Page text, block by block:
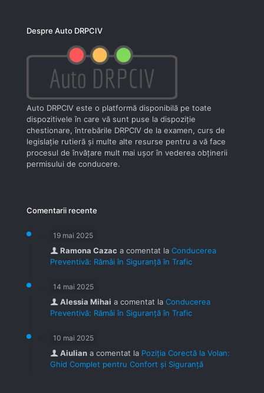
Despre Auto DRPCIV
Auto DRPCIV este o platformă disponibilă pe toate
dispozitivele în care vă sunt puse la dispoziţie
chestionare, întrebările DRPCIV de la examen, curs de
legislaţie rutieră şi multe alte resurse pentru a vă face
procesul de învăţare mult mai uşor în vederea obţinerii
permisului de conducere.
Comentarii recente
19 mai 2025
Ramona Cazac a comentat la Conducerea
Preventivă: Rămâi în Siguranță în Trafic
14 mai 2025
Alessia Mihai a comentat la Conducerea
Preventivă: Rămâi în Siguranță în Trafic
10 mai 2025
Aiulian a comentat la Poziția Corectă la Volan:
Ghid Complet pentru Confort și Siguranță